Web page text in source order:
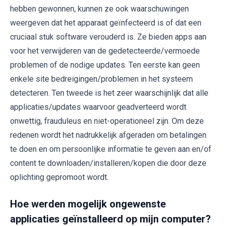
hebben gewonnen, kunnen ze ook waarschuwingen
weergeven dat het apparaat geïnfecteerd is of dat een
cruciaal stuk software verouderd is. Ze bieden apps aan
voor het verwijderen van de gedetecteerde/vermoede
problemen of de nodige updates. Ten eerste kan geen
enkele site bedreigingen/problemen in het systeem
detecteren. Ten tweede is het zeer waarschijnlijk dat alle
applicaties/updates waarvoor geadverteerd wordt
onwettig, frauduleus en niet-operationeel zijn. Om deze
redenen wordt het nadrukkelijk afgeraden om betalingen
te doen en om persoonlijke informatie te geven aan en/of
content te downloaden/installeren/kopen die door deze
oplichting gepromoot wordt.
Hoe werden mogelijk ongewenste
applicaties geïnstalleerd op mijn computer?